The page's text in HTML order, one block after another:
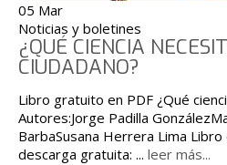
05 Mar
Noticias y boletines
¿QUÉ CIENCIA
CIUDADANO?
Libro gratuito en PDF ¿Qué ciencia necesita el ciudadano?
Autores:Jorge Padilla
BarbaSusana Herrera Lima
descarga gratuita: ... leer más...